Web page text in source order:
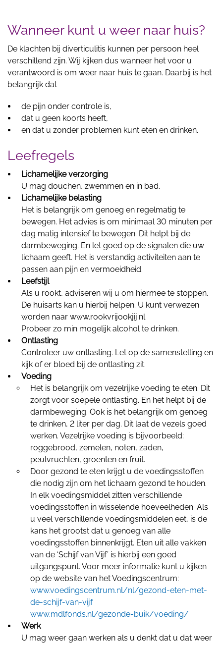
Wanneer kunt u weer naar huis?
De klachten bij diverticulitis kunnen per persoon heel
verschillend zijn. Wij kijken dus wanneer het voor u
verantwoord is om weer naar huis te gaan. Daarbij is het
belangrijk dat
de pijn onder controle is,
dat u geen koorts heeft,
en dat u zonder problemen kunt eten en drinken.
Leefregels
Lichamelijke verzorging
U mag douchen, zwemmen en in bad.
Lichamelijke belasting
Het is belangrijk om genoeg en regelmatig te
bewegen. Het advies is om minimaal 30 minuten per
dag matig intensief te bewegen. Dit helpt bij de
darmbeweging. En let goed op de signalen die uw
lichaam geeft. Het is verstandig activiteiten aan te
passen aan pijn en vermoeidheid.
Leefstijl
Als u rookt, adviseren wij u om hiermee te stoppen.
De huisarts kan u hierbij helpen. U kunt verwezen
worden naar www.rookvrijookjij.nl
Probeer zo min mogelijk alcohol te drinken.
Ontlasting
Controleer uw ontlasting. Let op de samenstelling en
kijk of er bloed bij de ontlasting zit.
Voeding
Het is belangrijk om vezelrijke voeding te eten. Dit
zorgt voor soepele ontlasting. En het helpt bij de
darmbeweging. Ook is het belangrijk om genoeg
te drinken, 2 liter per dag. Dit laat de vezels goed
werken. Vezelrijke voeding is bijvoorbeeld:
roggebrood, zemelen, noten, zaden,
peulvruchten, groenten en fruit.
Door gezond te eten krijgt u de voedingsstoffen
die nodig zijn om het lichaam gezond te houden.
In elk voedingsmiddel zitten verschillende
voedingsstoffen in wisselende hoeveelheden. Als
u veel verschillende voedingsmiddelen eet, is de
kans het grootst dat u genoeg van alle
voedingsstoffen binnenkrijgt. Eten uit alle vakken
van de ‘Schijf van Vijf’ is hierbij een goed
uitgangspunt. Voor meer informatie kunt u kijken
op de website van het Voedingscentrum:
www.voedingscentrum.nl/nl/gezond-eten-met-
de-schijf-van-vijf
www.mdlfonds.nl/gezonde-buik/voeding/
Werk
U mag weer gaan werken als u denkt dat u dat weer